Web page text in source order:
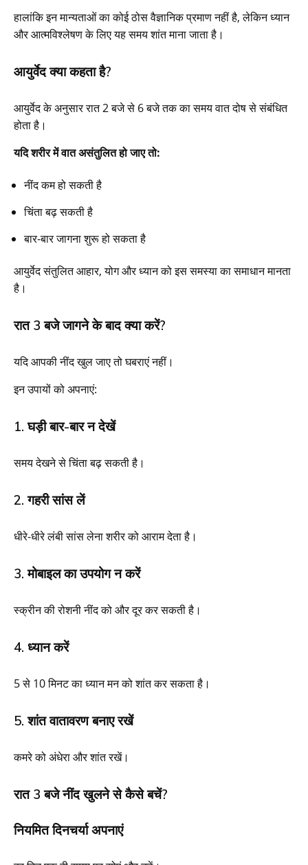
हालांकि इन मान्यताओं का कोई ठोस वैज्ञानिक प्रमाण नहीं है, लेकिन ध्यान
और आत्मविश्लेषण के लिए यह समय शांत माना जाता है।
आयुर्वेद क्या कहता है?
आयुर्वेद के अनुसार रात 2 बजे से 6 बजे तक का समय वात दोष से संबंधित
होता है।
यदि शरीर में वात असंतुलित हो जाए तो:
नींद कम हो सकती है
चिंता बढ़ सकती है
बार-बार जागना शुरू हो सकता है
आयुर्वेद संतुलित आहार, योग और ध्यान को इस समस्या का समाधान मानता
है।
रात 3 बजे जागने के बाद क्या करें?
यदि आपकी नींद खुल जाए तो घबराएं नहीं।
इन उपायों को अपनाएं:
1. घड़ी बार-बार न देखें
समय देखने से चिंता बढ़ सकती है।
2. गहरी सांस लें
धीरे-धीरे लंबी सांस लेना शरीर को आराम देता है।
3. मोबाइल का उपयोग न करें
स्क्रीन की रोशनी नींद को और दूर कर सकती है।
4. ध्यान करें
5 से 10 मिनट का ध्यान मन को शांत कर सकता है।
5. शांत वातावरण बनाए रखें
कमरे को अंधेरा और शांत रखें।
रात 3 बजे नींद खुलने से कैसे बचें?
नियमित दिनचर्या अपनाएं